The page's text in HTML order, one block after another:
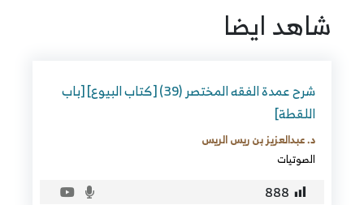
شاهد ايضا
شرح عمدة الفقه المختصر (39) [كتاب البيوع] [باب
اللقطة]
د. عبدالعزيز بن ريس الريس
الصوتيات
888